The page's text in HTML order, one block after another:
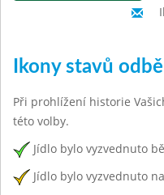
Ikony stavů
Při prohlížení historie
této volby.
Jídlo bylo vyzvednuto
Jídlo bylo vyzvednuto